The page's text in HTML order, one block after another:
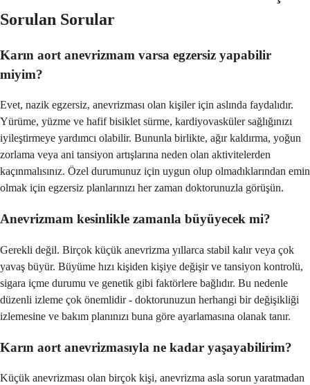
Sorulan Sorular
Karın aort anevrizmam varsa egzersiz yapabilir
miyim?
Evet, nazik egzersiz, anevrizması olan kişiler için aslında faydalıdır.
Yürüme, yüzme ve hafif bisiklet sürme, kardiyovasküler sağlığınızı
iyileştirmeye yardımcı olabilir. Bununla birlikte, ağır kaldırma, yoğun
zorlama veya ani tansiyon artışlarına neden olan aktivitelerden
kaçınmalısınız. Özel durumunuz için uygun olup olmadıklarından emin
olmak için egzersiz planlarınızı her zaman doktorunuzla görüşün.
Anevrizmam kesinlikle zamanla büyüyecek mi?
Gerekli değil. Birçok küçük anevrizma yıllarca stabil kalır veya çok
yavaş büyür. Büyüme hızı kişiden kişiye değişir ve tansiyon kontrolü,
sigara içme durumu ve genetik gibi faktörlere bağlıdır. Bu nedenle
düzenli izleme çok önemlidir - doktorunuzun herhangi bir değişikliği
izlemesine ve bakım planınızı buna göre ayarlamasına olanak tanır.
Karın aort anevrizmasıyla ne kadar yaşayabilirim?
Küçük anevrizması olan birçok kişi, anevrizma asla sorun yaratmadan